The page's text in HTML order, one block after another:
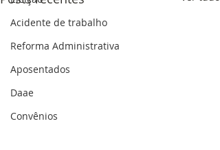
Acidente de trabalho
Reforma Administrativa
Aposentados
Daae
Convênios